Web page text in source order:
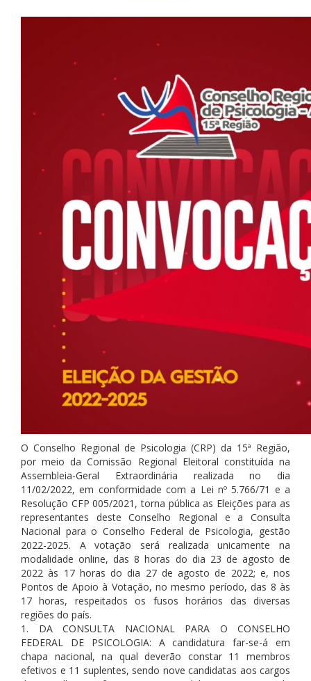
O Conselho Regional de Psicologia (CRP) da 15ª Região,
por meio da Comissão Regional Eleitoral constituída na
Assembleia-Geral Extraordinária realizada no dia
11/02/2022, em conformidade com a Lei nº 5.766/71 e a
Resolução CFP 005/2021, torna pública as Eleições para as
representantes deste Conselho Regional e a Consulta
Nacional para o Conselho Federal de Psicologia, gestão
2022-2025. A votação será realizada unicamente na
modalidade online, das 8 horas do dia 23 de agosto de
2022 às 17 horas do dia 27 de agosto de 2022; e, nos
Pontos de Apoio à Votação, no mesmo período, das 8 às
17 horas, respeitados os fusos horários das diversas
regiões do país.
1. DA CONSULTA NACIONAL PARA O CONSELHO
FEDERAL DE PSICOLOGIA: A candidatura far-se-á em
chapa nacional, na qual deverão constar 11 membros
efetivos e 11 suplentes, sendo nove candidatas aos cargos